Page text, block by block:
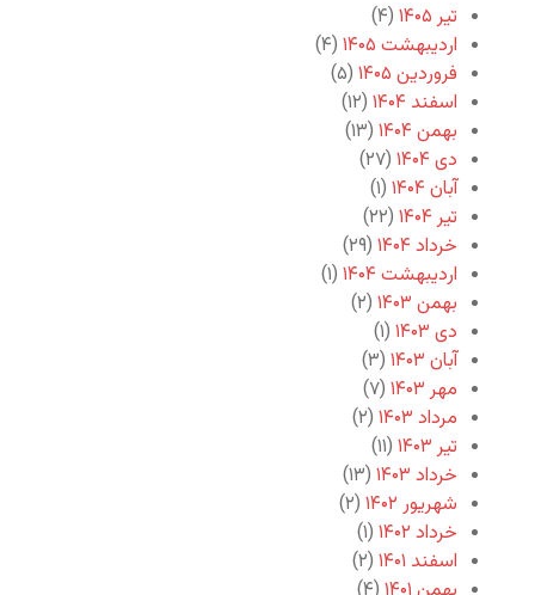
تیر ۱۴۰۵
(۴)
اردیبهشت ۱۴۰۵
(۴)
فروردین ۱۴۰۵
(۵)
اسفند ۱۴۰۴
(۱۲)
بهمن ۱۴۰۴
(۱۳)
دی ۱۴۰۴
(۲۷)
آبان ۱۴۰۴
(۱)
تیر ۱۴۰۴
(۲۲)
خرداد ۱۴۰۴
(۲۹)
اردیبهشت ۱۴۰۴
(۱)
بهمن ۱۴۰۳
(۲)
دی ۱۴۰۳
(۱)
آبان ۱۴۰۳
(۳)
مهر ۱۴۰۳
(۷)
مرداد ۱۴۰۳
(۲)
تیر ۱۴۰۳
(۱۱)
خرداد ۱۴۰۳
(۱۳)
شهریور ۱۴۰۲
(۲)
خرداد ۱۴۰۲
(۱)
اسفند ۱۴۰۱
(۲)